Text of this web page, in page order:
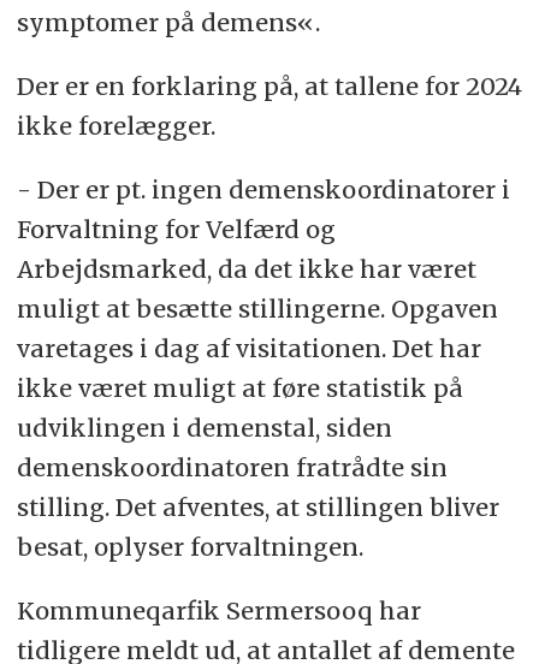
symptomer på demens«.
Der er en forklaring på, at tallene for 2024
ikke forelægger.
- Der er pt. ingen demenskoordinatorer i
Forvaltning for Velfærd og
Arbejdsmarked, da det ikke har været
muligt at besætte stillingerne. Opgaven
varetages i dag af visitationen. Det har
ikke været muligt at føre statistik på
udviklingen i demenstal, siden
demenskoordinatoren fratrådte sin
stilling. Det afventes, at stillingen bliver
besat, oplyser forvaltningen.
Kommuneqarfik Sermersooq har
tidligere meldt ud, at antallet af demente